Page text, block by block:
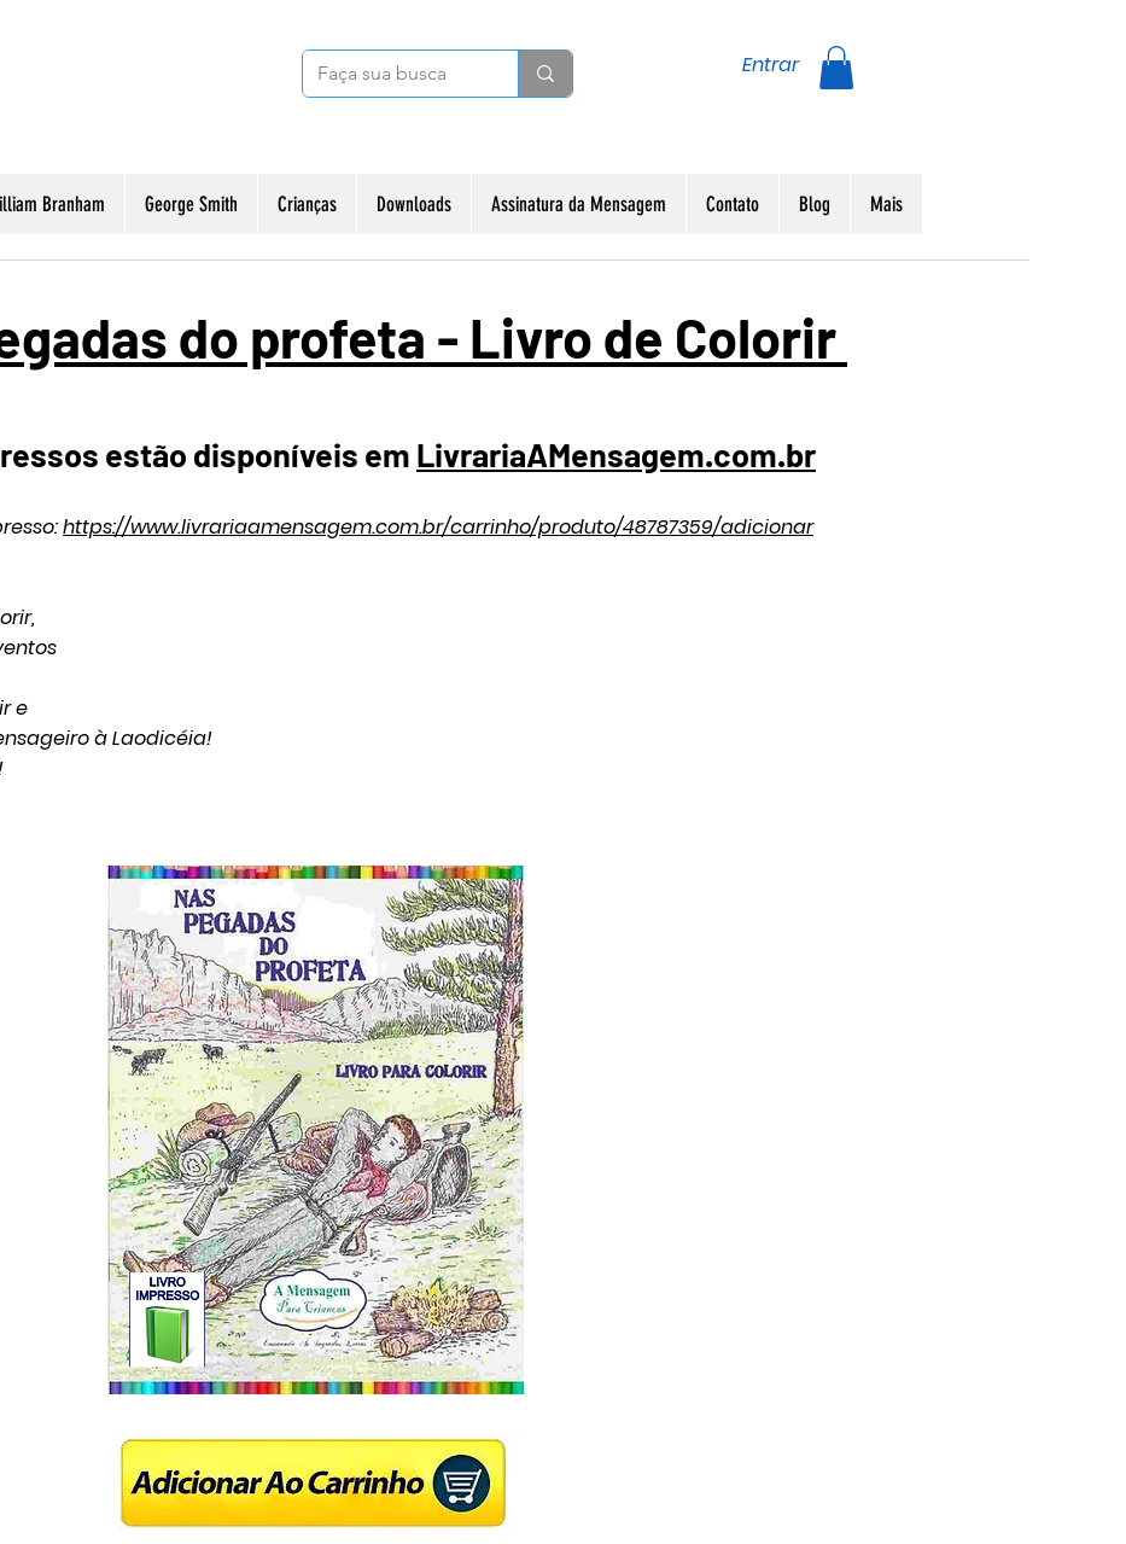
Entrar
Branham George Smith Crianças Downloads Assinatura da Mensagem Contato Blog Mais
do profeta - Livro de Colorir
estão disponíveis em LivrariaAMensagem.com.br
https://www.livrariaamensagem.com.br/carrinho/produto/48787359/adicionar
e
à Laodicéia!